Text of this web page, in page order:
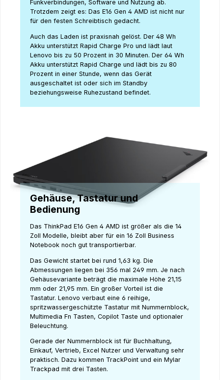
Funkverbindungen, Software und Nutzung ab.
Trotzdem zeigt es: Das E16 Gen 4 AMD ist nicht nur
für den festen Schreibtisch gedacht.
Auch das Laden ist praxisnah gelöst. Der 48 Wh
Akku unterstützt Rapid Charge Pro und lädt laut
Lenovo bis zu 50 Prozent in 30 Minuten. Der 64 Wh
Akku unterstützt Rapid Charge und lädt bis zu 80
Prozent in einer Stunde, wenn das Gerät
ausgeschaltet ist oder sich im Standby
beziehungsweise Ruhezustand befindet.
Gehäuse, Tastatur und
Bedienung
Das ThinkPad E16 Gen 4 AMD ist größer als die 14
Zoll Modelle, bleibt aber für ein 16 Zoll Business
Notebook noch gut transportierbar.
Das Gewicht startet bei rund 1,63 kg. Die
Abmessungen liegen bei 356 mal 249 mm. Je nach
Gehäusevariante beträgt die maximale Höhe 21,15
mm oder 21,95 mm. Ein großer Vorteil ist die
Tastatur. Lenovo verbaut eine 6 reihige,
spritzwassergeschützte Tastatur mit Nummernblock,
Multimedia Fn Tasten, Copilot Taste und optionaler
Beleuchtung.
Gerade der Nummernblock ist für Buchhaltung,
Einkauf, Vertrieb, Excel Nutzer und Verwaltung sehr
praktisch. Dazu kommen TrackPoint und ein Mylar
Trackpad mit drei Tasten.